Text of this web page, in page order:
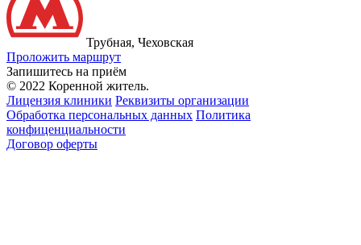
Трубная, Чеховская
Проложить маршрут
Запишитесь на приём
© 2022 Коренной житель.
Лицензия клиники Реквизиты организации
Обработка персональных данных Политика
конфиценциальности
Договор оферты